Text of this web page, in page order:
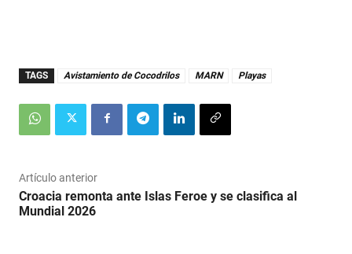
TAGS Avistamiento de Cocodrilos MARN Playas
Artículo anterior
Croacia remonta ante Islas Feroe y se clasifica al
Mundial 2026